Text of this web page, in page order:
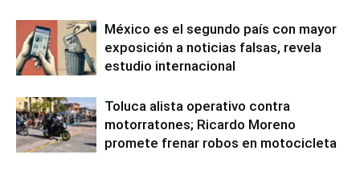
México es el segundo país con mayor
exposición a noticias falsas, revela
estudio internacional
Toluca alista operativo contra
motorratones; Ricardo Moreno
promete frenar robos en motocicleta